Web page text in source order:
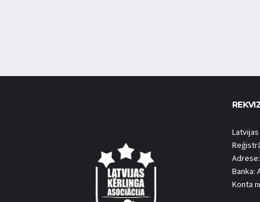
Banka:
Konta